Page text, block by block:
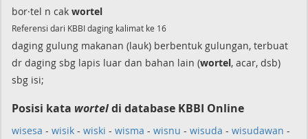
bor·tel n cak wortel
Referensi dari KBBI daging kalimat ke 16
daging gulung makanan (lauk) berbentuk gulungan, terbuat
dr daging sbg lapis luar dan bahan lain (wortel, acar, dsb)
sbg isi;
Posisi kata worteldi database KBBI Online
wisesa - wisik - wiski - wisma - wisnu - wisuda - wisudawan -